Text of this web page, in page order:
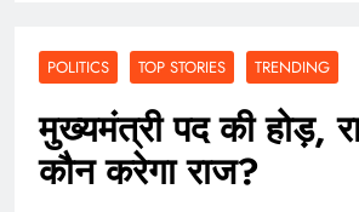
POLITICS TOP STORIES TRENDING
मुख्यमंत्री पद की होड़,
कौन करेगा राज?